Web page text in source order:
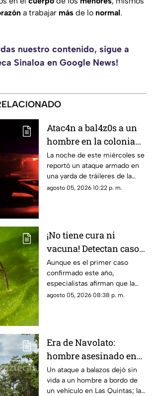
a trabajar más de lo normal.
nuestro contenido, sigue a
Sinaloa en Google News!
Atac4n a bal4z0s a un
hombre en la colonia
San Rafael, en
Culiacán; ya fue
identificado
La noche de este miércoles se
reportó un ataque armado en
una yarda de tráileres de la
colonia San Rafael, en la capital
agosto 05, 2026 10:22 p. m.
¡No tiene cura ni
vacuna! Detectan caso
del virus Bourbon,
enfermedad
transmitida por
garrapatas
Aunque es el primer caso
confirmado este año,
especialistas afirman que la
enfermedad podría estar más
agosto 05, 2026 08:38 p. m.
Era de Navolato:
hombre asesinado en
Las Quintas, Culiacán,
ya fue identificado
Un ataque a balazos dejó sin
vida a un hombre a bordo de
un vehículo en Las Quintas; la